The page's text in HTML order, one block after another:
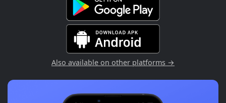
Also available on other platforms →